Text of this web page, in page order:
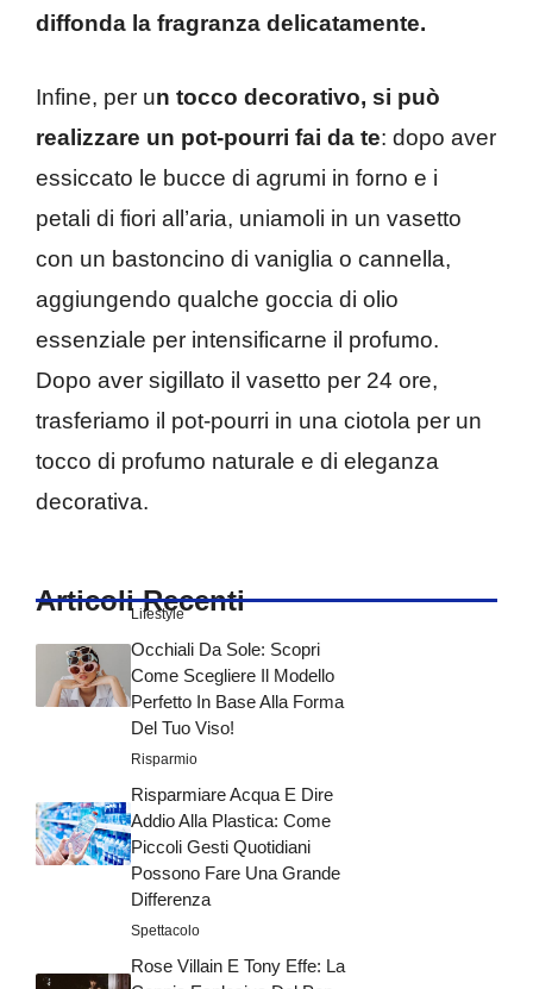
diffonda la fragranza delicatamente.
Infine, per un tocco decorativo, si può
realizzare un pot-pourri fai da te: dopo aver
essiccato le bucce di agrumi in forno e i
petali di fiori all’aria, uniamoli in un vasetto
con un bastoncino di vaniglia o cannella,
aggiungendo qualche goccia di olio
essenziale per intensificarne il profumo.
Dopo aver sigillato il vasetto per 24 ore,
trasferiamo il pot-pourri in una ciotola per un
tocco di profumo naturale e di eleganza
decorativa.
Articoli Recenti
Lifestyle
Occhiali Da Sole: Scopri
Come Scegliere Il Modello
Perfetto In Base Alla Forma
Del Tuo Viso!
Risparmio
Risparmiare Acqua E Dire
Addio Alla Plastica: Come
Piccoli Gesti Quotidiani
Possono Fare Una Grande
Differenza
Spettacolo
Rose Villain E Tony Effe: La